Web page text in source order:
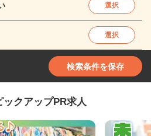
選択
選択
検索条件を保存
ックアップPR求人